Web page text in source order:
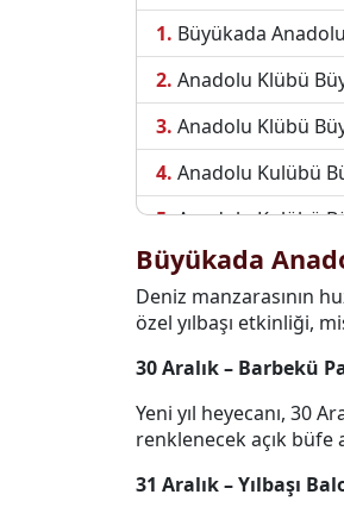
Büyükada
Anadolu Klübü
Anadolu Klübü
Anadolu Kulübü
Anadolu Kulübü
Büyükada
Deniz manzarasının
özel yılbaşı etkinliği,
30 Aralık – Barbekü
Yeni yıl heyecanı, 30
renklenecek açık büfe
31 Aralık – Yılbaşı